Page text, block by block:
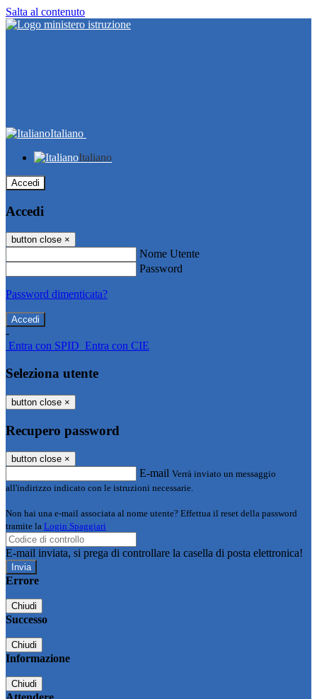
Salta al contenuto
Italiano
Italiano
Accedi
Accedi
button close ×
Nome Utente
Password
Password dimenticata?
-
Entra con SPID Entra con CIE
Seleziona utente
button close ×
Recupero password
button close ×
E-mail Verrà inviato un messaggio
all'indirizzo indicato con le istruzioni necessarie.
Non hai una e-mail associata al nome utente? Effettua il reset della password
tramite la Login Spaggiari
E-mail inviata, si prega di controllare la casella di posta elettronica!
Errore
Chiudi
Successo
Chiudi
Informazione
Chiudi